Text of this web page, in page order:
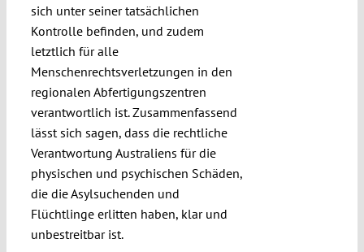
sich unter seiner tatsächlichen
Kontrolle befinden, und zudem
letztlich für alle
Menschenrechtsverletzungen in den
regionalen Abfertigungszentren
verantwortlich ist. Zusammenfassend
lässt sich sagen, dass die rechtliche
Verantwortung Australiens für die
physischen und psychischen Schäden,
die die Asylsuchenden und
Flüchtlinge erlitten haben, klar und
unbestreitbar ist.